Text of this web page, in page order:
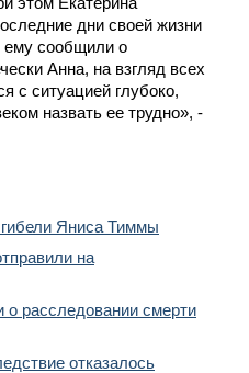
дни своей жизни
ему сообщили о
Анна, на взгляд всех
с ситуацией глубоко,
назвать ее трудно», -
Яниса Тиммы
на
расследовании смерти
отказалось